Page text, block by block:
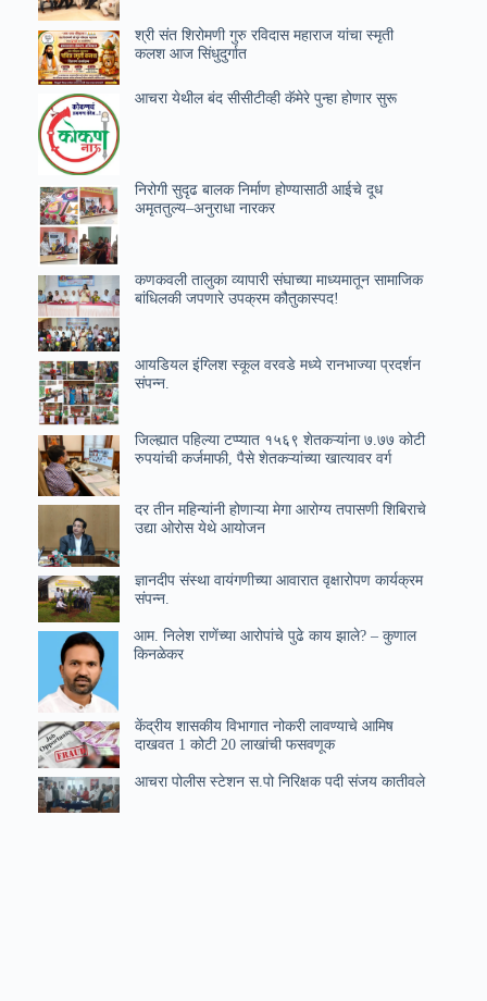
श्री संत शिरोमणी गुरु रविदास महाराज यांचा स्मृती
कलश आज सिंधुदुर्गात
आचरा येथील बंद सीसीटीव्ही कॅमेरे पुन्हा होणार सुरू
निरोगी सुदृढ बालक निर्माण होण्यासाठी आईचे दूध
अमृततुल्य–अनुराधा नारकर
कणकवली तालुका व्यापारी संघाच्या माध्यमातून सामाजिक
बांधिलकी जपणारे उपक्रम कौतुकास्पद!
आयडियल इंग्लिश स्कूल वरवडे मध्ये रानभाज्या प्रदर्शन
संपन्न.
जिल्ह्यात पहिल्या टप्प्यात १५६९ शेतकऱ्यांना ७.७७ कोटी
रुपयांची कर्जमाफी, पैसे शेतकऱ्यांच्या खात्यावर वर्ग
दर तीन महिन्यांनी होणाऱ्या मेगा आरोग्य तपासणी शिबिराचे
उद्या ओरोस येथे आयोजन
ज्ञानदीप संस्था वायंगणीच्या आवारात वृक्षारोपण कार्यक्रम
संपन्न.
आम. निलेश राणेंच्या आरोपांचे पुढे काय झाले? – कुणाल
किनळेकर
केंद्रीय शासकीय विभागात नोकरी लावण्याचे आमिष
दाखवत 1 कोटी 20 लाखांची फसवणूक
आचरा पोलीस स्टेशन स.पो निरिक्षक पदी संजय कातीवले